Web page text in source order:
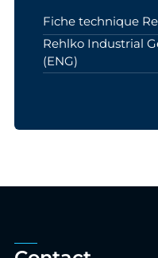
Fiche technique
Rehlko Industrial
(ENG)